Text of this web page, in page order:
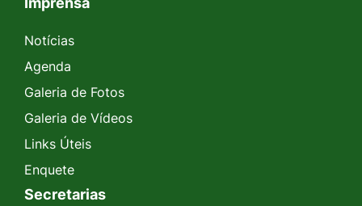
Notícias
Agenda
Galeria de Fotos
Galeria de Vídeos
Links Úteis
Enquete
Secretarias